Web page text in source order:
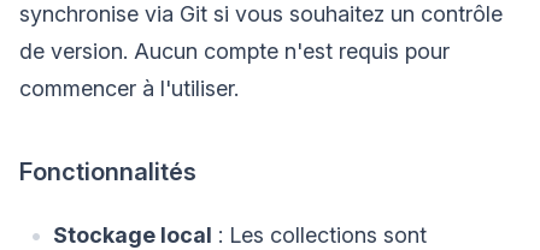
synchronise via Git si vous souhaitez un contrôle
de version. Aucun compte n'est requis pour
commencer à l'utiliser.
Fonctionnalités
Stockage local : Les collections sont